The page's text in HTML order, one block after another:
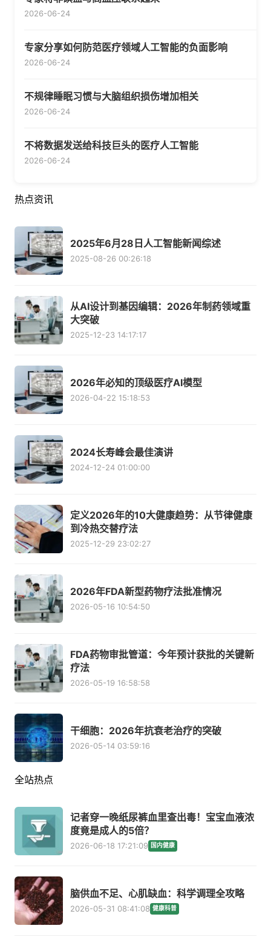
2026-06-24
专家分享如何防范医疗领域人工智能的负面影响
2026-06-24
不规律睡眠习惯与大脑组织损伤增加相关
2026-06-24
不将数据发送给科技巨头的医疗人工智能
2026-06-24
热点资讯
2025年6月28日人工智能新闻综述
2025-08-26 00:26:18
从AI设计到基因编辑：2026年制药领域重
大突破
2025-12-23 14:17:17
2026年必知的顶级医疗AI模型
2026-04-22 15:18:53
2024长寿峰会最佳演讲
2024-12-24 01:00:00
定义2026年的10大健康趋势：从节律健康
到冷热交替疗法
2025-12-29 23:02:27
2026年FDA新型药物疗法批准情况
2026-05-16 10:54:50
FDA药物审批管道：今年预计获批的关键新
疗法
2026-05-19 16:58:58
干细胞：2026年抗衰老治疗的突破
2026-05-14 03:59:16
全站热点
记者穿一晚纸尿裤血里查出毒！宝宝血液浓
度竟是成人的5倍？
2026-06-18 17:21:09 国内健康
脑供血不足、心肌缺血：科学调理全攻略
2026-05-31 08:41:08 健康科普